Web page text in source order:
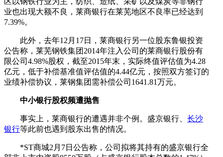
业也出现大额不良，莱商银行在莱芜地区不良率已经达到
7.39%。
此外，去年12月17日，莱商银行另一位股东鲁银投资
公告称，莱芜钢铁集团2014年注入公司的莱商银行股份有
限公司4.98%股权，截至2015年末，实际终值评估值为4.28
亿元，低于补偿基准值评估值的4.44亿元，按照双方签订的
业绩补偿协议，莱钢集团需补偿公司1641.81万元。
中小银行股权频遭抛售
事实上，莱商银行的遭遇并非个例。盛京银行、 长沙
银行等此前也遇到股东出售的情况。
*ST商城2月7日公告称，公司拟将其持有的盛京银行全